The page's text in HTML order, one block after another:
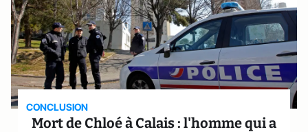
CONCLUSION
Mort de Chloé à Calais : l'homme qui a